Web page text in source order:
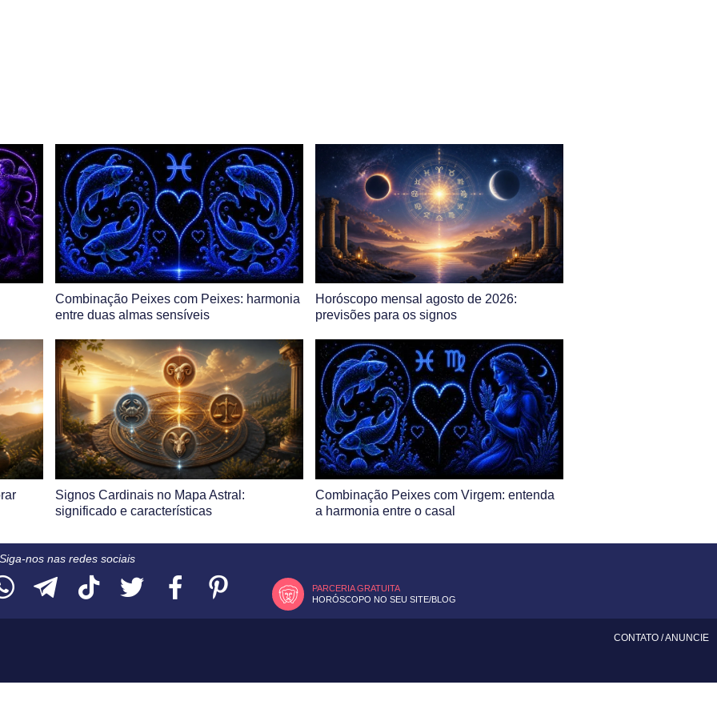
Combinação Peixes com Peixes: harmonia
entre duas almas sensíveis
Horóscopo mensal agosto de 2026:
previsões para os signos
Signos Cardinais no Mapa Astral:
significado e características
Combinação Peixes com Virgem: entenda
a harmonia entre o casal
Siga-nos nas redes sociais
PARCERIA GRATUITA
HORÓSCOPO NO SEU SITE/BLOG
CONTATO /ANUNCIE